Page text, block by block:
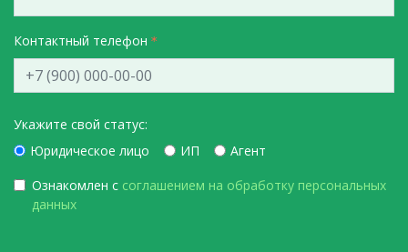
Контактный телефон
Укажите свой статус:
Юридическое лицо
ИП
Агент
Ознакомлен с соглашением на обработку персональных
данных